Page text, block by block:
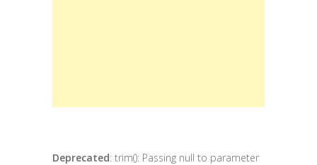
Deprecated: trim(): Passing null to parameter